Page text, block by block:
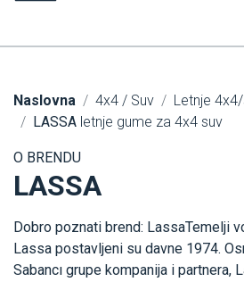
Naslovna 4x4 / Suv
Letnje
LASSA letnje gume za 4x4 suv
O BRENDU
LASSA
Dobro poznati brend: LassaTemelji
Lassa postavljeni su davne 1974.
Sabancı grupe kompanija i partnera,